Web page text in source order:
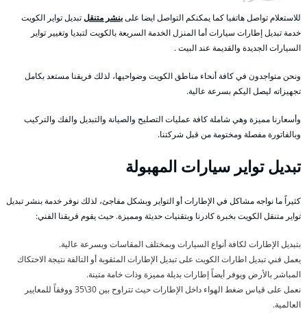
للاستعلام تواصل هاتفيا كما يمكنكم التواصل ايضا علىبنشر متنقلتبديل تواير الكويت
خدمة تبديل إطارات سيارات أما المنزل الخدمة السريعة بالكويت لتبديا وتغيير تواير
السيارات الجديدة والقديمة عند البيت .
ونحن متواجدون في كافة أنحاء مناطق الكويت وضواحيها، لذلك فريقنا مستعد بكامل
تجهيزاته ليصل اليكم بسرعة عالية.
وأسعارنا مميزة وهي شاملة كافة عمليات التصليح والصيانة والتبديل والفك والتركيب
وبالفاتورة مفصلة ومختومة من قبل شركتنا.
تبديل تواير سيارات المهبولة
كثيراً ما نواجه مشاكل في الإطارات أو التواير وبشكل مفاجئ، لذلك نوفر خدمة بنشر تبديل
تواير متنقل الكويت بخبرة كادرنا وبتقنيات حديثة ومميزة. حيث يقوم فريقنا الفني:
بتبديل الإطارات لكافة أنواع السيارات وبمختلف المقاسات وبسرعة عالية.
يعمل فني تبديل اطارات الكويت على تبديل الإطارات المثقوبة أو التالفة نتيجة الاحتكاك
المباشر بالأرض ويوفر أيضاً إطارات بديلة مميزة وذات خامة متينة.
نعمل على قياس ضغط الهواء داخل الإطارات حيث تتراوح بين 30\35 ووفقاً للمعايير
العالمية.